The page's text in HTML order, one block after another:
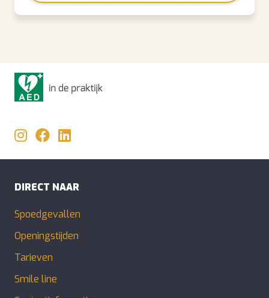
DIRECT NAAR
Spoedgevallen
Openingstijden
Tarieven
Smile line